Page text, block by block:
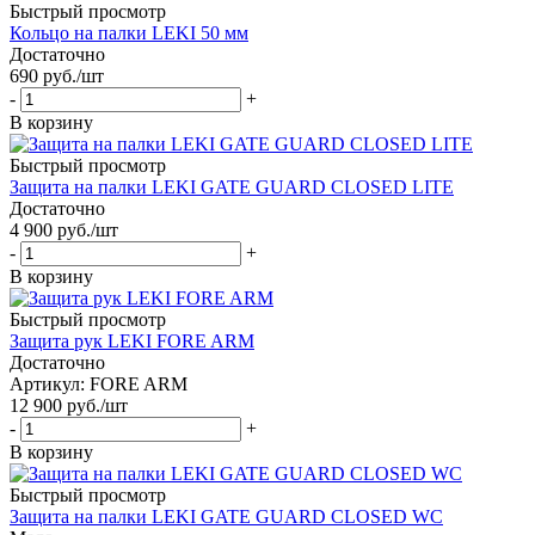
Быстрый просмотр
Кольцо на палки LEKI 50 мм
Достаточно
690 руб./шт
-
+
В корзину
Быстрый просмотр
Защита на палки LEKI GATE GUARD CLOSED LITE
Достаточно
4 900 руб./шт
-
+
В корзину
Быстрый просмотр
Защита рук LEKI FORE ARM
Достаточно
Артикул: FORE ARM
12 900 руб./шт
-
+
В корзину
Быстрый просмотр
Защита на палки LEKI GATE GUARD CLOSED WC